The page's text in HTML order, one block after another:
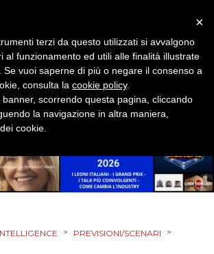
> PREVISIONI/SCENARI >
×
terzi da questo utilizzati si avvalgono
al funzionamento ed utili alle finalità illustrate
Se vuoi saperne di più o negare il consenso a
consulta la cookie policy.
scorrendo questa pagina, cliccando
la navigazione in altra maniera,
cookie.